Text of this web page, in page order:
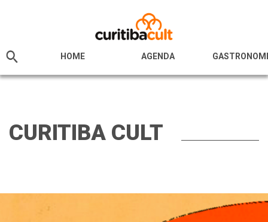
HOME AGENDA
CURITIBA CULT